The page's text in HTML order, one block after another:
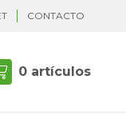
CONTACTO
0 artículos